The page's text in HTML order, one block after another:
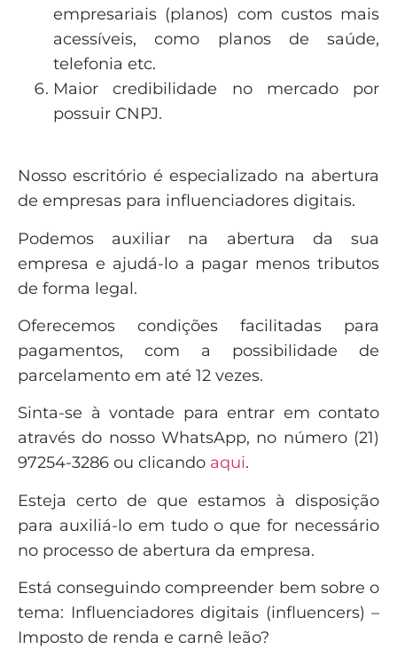
empresariais (planos) com custos mais
acessíveis, como planos de saúde,
telefonia etc.
Maior credibilidade no mercado por
possuir CNPJ.
Nosso escritório é especializado na abertura
de empresas para influenciadores digitais.
Podemos auxiliar na abertura da sua
empresa e ajudá-lo a pagar menos tributos
de forma legal.
Oferecemos condições facilitadas para
pagamentos, com a possibilidade de
parcelamento em até 12 vezes.
Sinta-se à vontade para entrar em contato
através do nosso WhatsApp, no número (21)
97254-3286 ou clicando aqui.
Esteja certo de que estamos à disposição
para auxiliá-lo em tudo o que for necessário
no processo de abertura da empresa.
Está conseguindo compreender bem sobre o
tema: Influenciadores digitais (influencers) –
Imposto de renda e carnê leão?